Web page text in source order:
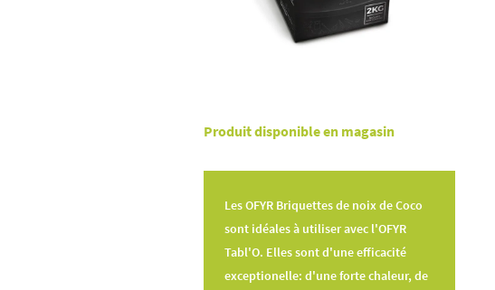
Produit disponible en magasin
Les OFYR Briquettes de noix de Coco
sont idéales à utiliser avec l'OFYR
Tabl'O. Elles sont d'une efficacité
exceptionelle: d'une forte chaleur, de